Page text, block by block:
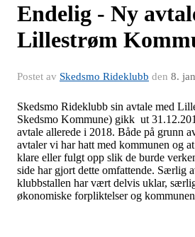
Endelig - Ny
Lillestrøm
Postet av Skedsmo Rideklubb den 8.
Skedsmo Rideklubb sin avtale med
Skedsmo Kommune) gikk ut
avtale allerede i 2018. Både på grunn
avtaler vi har hatt med kommunen og
klare eller fulgt opp slik de burde
side har gjort dette omfattende. Særlig
klubbstallen har vært delvis uklar,
økonomiske forpliktelser og